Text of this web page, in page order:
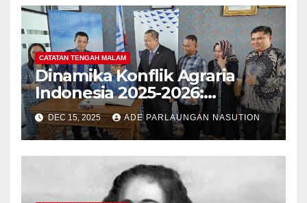
Konektivitas, AI, dan
Ketahanan Digital
CATATAN TENGAH MALAM
Dinamika Konflik Agraria
Indonesia 2025-2026:
Evaluasi Kebijakan Struktural
Dan Paradoks Ekonomi Hijau
DEC 15, 2025 ADE PARLAUNGAN NASUTION